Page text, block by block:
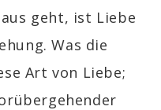
geht, ist Liebe
Was die
Art von Liebe;